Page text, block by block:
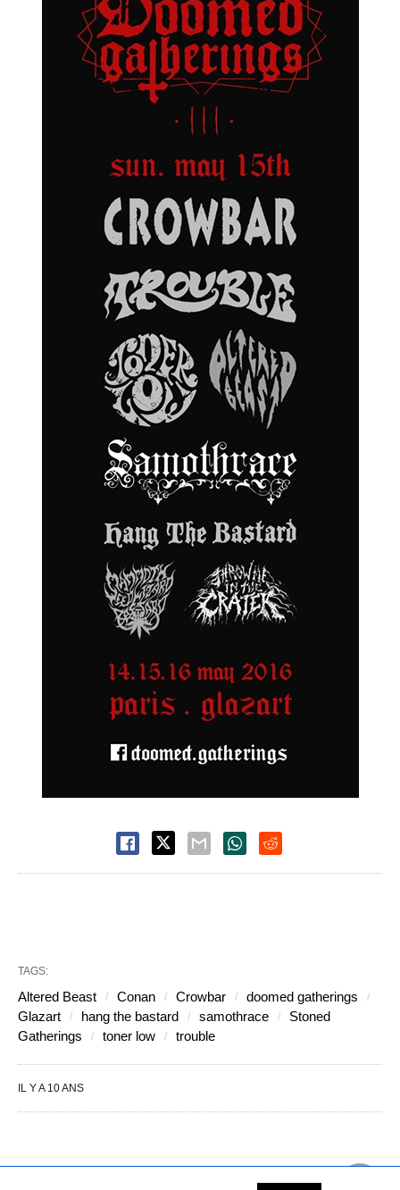
TAGS:
Altered Beast Conan Crowbar
doomed gatherings
Glazart
hang the bastard samothrace
Stoned
Gatherings
toner low trouble
IL Y A 10 ANS